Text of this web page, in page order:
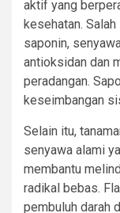
aktif yang
kesehatan. Salah
saponin,
antioksidan dan
peradangan.
keseimbangan
Selain itu,
senyawa alami
membantu
radikal bebas.
pembuluh darah